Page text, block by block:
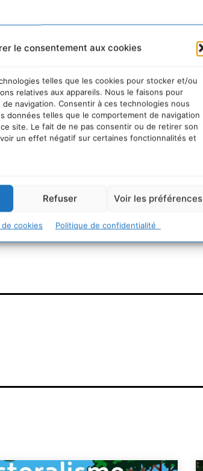
le consentement aux cookies
telles que les cookies pour stocker et/ou
relatives aux appareils. Nous le faisons pour
de navigation. Consentir à ces technologies nous
données telles que le comportement de navigation
site. Le fait de ne pas consentir ou de retirer son
un effet négatif sur certaines fonctionnalités et
Refuser Voir les préférences
cookies Politique de confidentialité